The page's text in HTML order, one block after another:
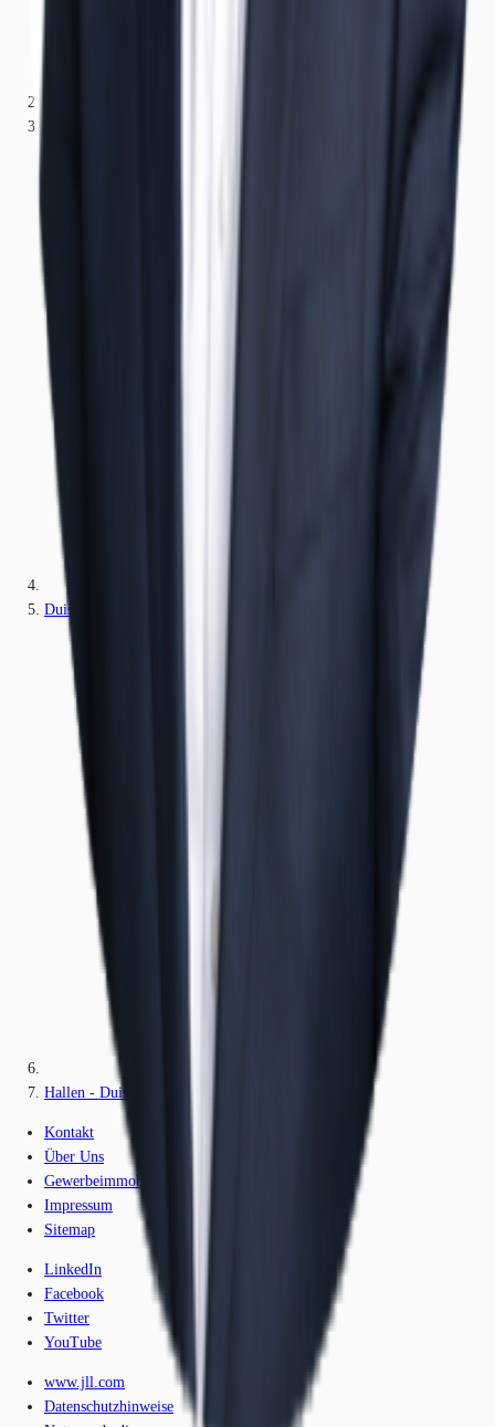
Duisburg
Hallen - Duisburg, Wanheim-Angerhausen - D2667
Kontakt
Über Uns
Gewerbeimmobilien-Lexikon
Impressum
Sitemap
LinkedIn
Facebook
Twitter
YouTube
www.jll.com
Datenschutzhinweise